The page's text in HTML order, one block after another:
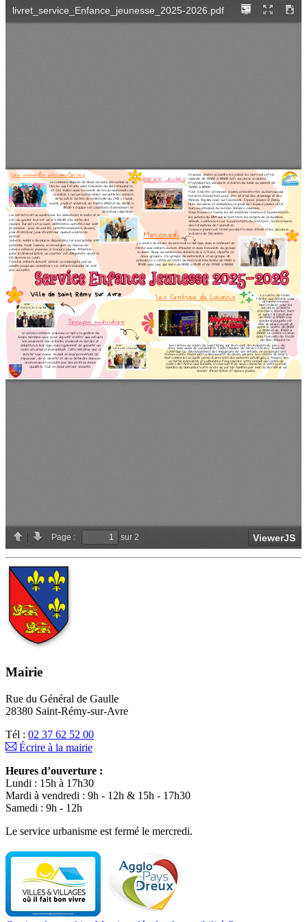
Mairie
Rue du Général de Gaulle
28380 Saint-Rémy-sur-Avre
Tél : 02 37 62 52 00
Écrire à la mairie
Heures d’ouverture :
Lundi : 15h à 17h30
Mardi à vendredi : 9h - 12h & 15h - 17h30
Samedi : 9h - 12h
Le service urbanisme est fermé le mercredi.